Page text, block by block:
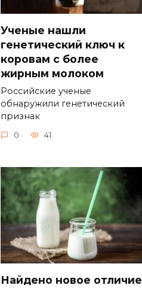
Ученые нашли
генетический ключ к
коровам с более
жирным молоком
Российские ученые
обнаружили генетический
признак
0 41
Найдено новое отличие